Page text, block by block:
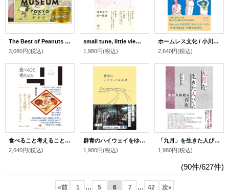
The Best of Peanuts スヌーピーミュージアム展
3,080円(税込)
small tune, little view / 薄暑なつ
1,980円(税込)
ホームレス文化 / 小川てつオ
2,640円(税込)
食べること考えること / 藤原辰史
2,640円(税込)
群青のハイウェイをゆけ / きくち
1,980円(税込)
「九月」を生きた人びと 朝鮮人虐殺の「百年」 / 加藤直樹
1,980円(税込)
(90件/627件)
«前 1 ... 5 6 7 ... 42 次»